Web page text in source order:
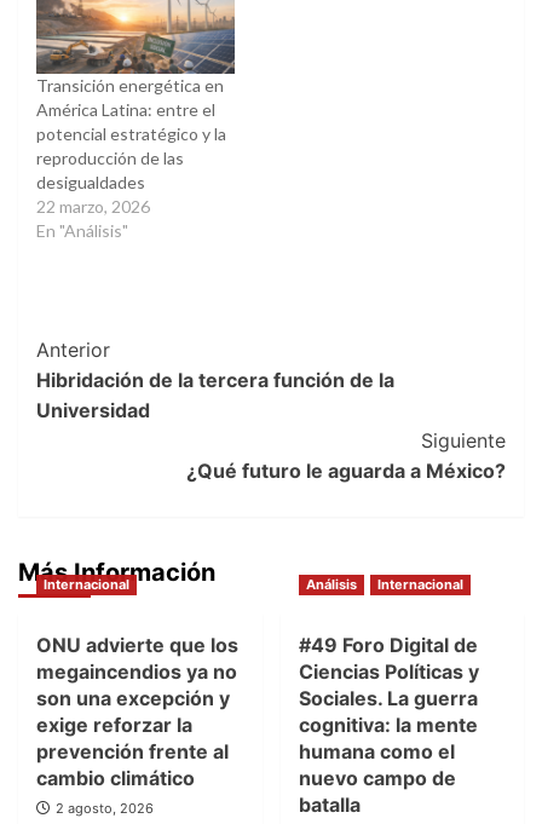
Transición energética en
América Latina: entre el
potencial estratégico y la
reproducción de las
desigualdades
22 marzo, 2026
En "Análisis"
Post
Navigation
Anterior
Hibridación de la tercera función de la
Universidad
Siguiente
¿Qué futuro le aguarda a México?
Más Información
Internacional
ONU advierte que los
megaincendios ya no
son una excepción y
exige reforzar la
prevención frente al
cambio climático
2 agosto, 2026
Análisis Internacional
#49 Foro Digital de
Ciencias Políticas y
Sociales. La guerra
cognitiva: la mente
humana como el
nuevo campo de
batalla